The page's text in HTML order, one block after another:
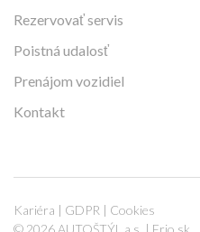
Rezervovať servis
Poistná udalosť
Prenájom vozidiel
Kontakt
© 2026 AUTOŠTÝL a.s. | Frio.sk
Kariéra | GDPR | Cookies